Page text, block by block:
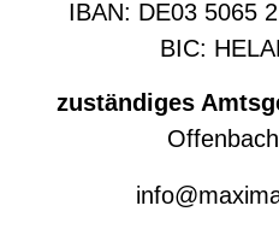
IBAN: DE03 5065
BIC:
zuständiges